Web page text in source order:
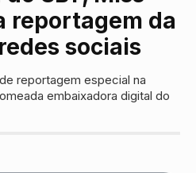
reportagem da
sociais
reportagem especial na
embaixadora digital do